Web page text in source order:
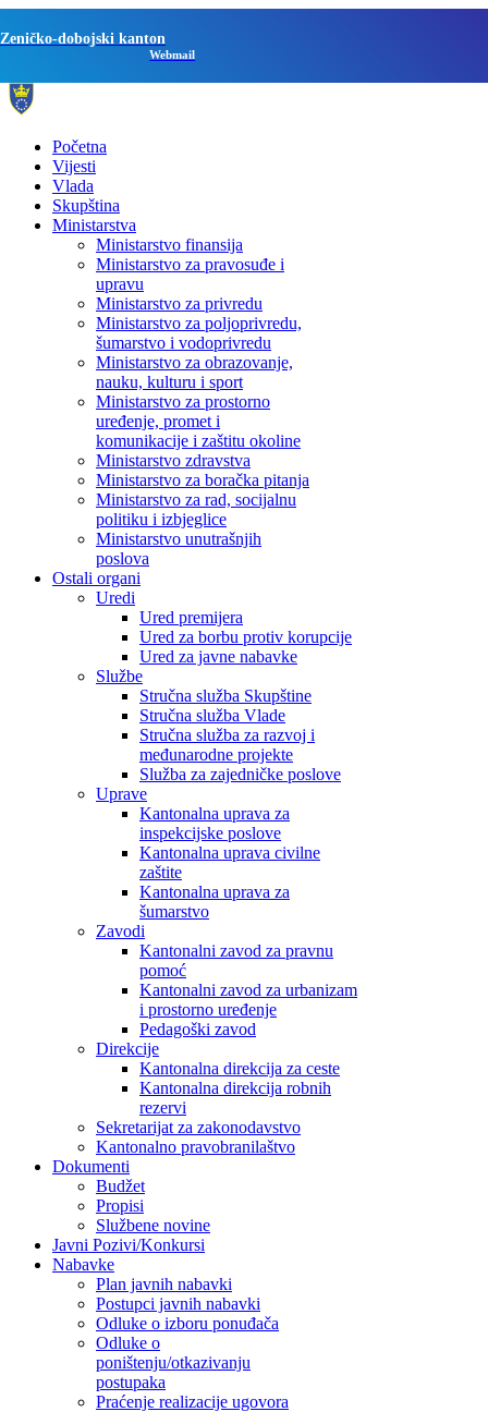
Zeničko-dobojski kanton
Webmail
Početna
Vijesti
Vlada
Skupština
Ministarstva
Ministarstvo finansija
Ministarstvo za pravosuđe i
upravu
Ministarstvo za privredu
Ministarstvo za poljoprivredu,
šumarstvo i vodoprivredu
Ministarstvo za obrazovanje,
nauku, kulturu i sport
Ministarstvo za prostorno
uređenje, promet i
komunikacije i zaštitu okoline
Ministarstvo zdravstva
Ministarstvo za boračka pitanja
Ministarstvo za rad, socijalnu
politiku i izbjeglice
Ministarstvo unutrašnjih
poslova
Ostali organi
Uredi
Ured premijera
Ured za borbu protiv korupcije
Ured za javne nabavke
Službe
Stručna služba Skupštine
Stručna služba Vlade
Stručna služba za razvoj i
međunarodne projekte
Služba za zajedničke poslove
Uprave
Kantonalna uprava za
inspekcijske poslove
Kantonalna uprava civilne
zaštite
Kantonalna uprava za
šumarstvo
Zavodi
Kantonalni zavod za pravnu
pomoć
Kantonalni zavod za urbanizam
i prostorno uređenje
Pedagoški zavod
Direkcije
Kantonalna direkcija za ceste
Kantonalna direkcija robnih
rezervi
Sekretarijat za zakonodavstvo
Kantonalno pravobranilaštvo
Dokumenti
Budžet
Propisi
Službene novine
Javni Pozivi/Konkursi
Nabavke
Plan javnih nabavki
Postupci javnih nabavki
Odluke o izboru ponuđača
Odluke o
poništenju/otkazivanju
postupaka
Praćenje realizacije ugovora